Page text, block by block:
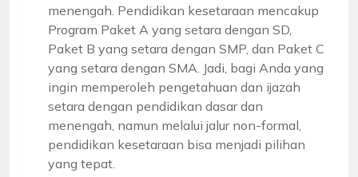
menengah. Pendidikan kesetaraan mencakup
Program Paket A yang setara dengan SD,
Paket B yang setara dengan SMP, dan Paket C
yang setara dengan SMA. Jadi, bagi Anda yang
ingin memperoleh pengetahuan dan ijazah
setara dengan pendidikan dasar dan
menengah, namun melalui jalur non-formal,
pendidikan kesetaraan bisa menjadi pilihan
yang tepat.